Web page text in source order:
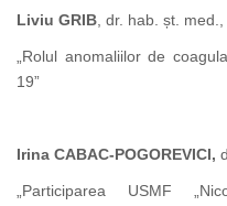
Liviu GRIB , dr. hab. șt.
„Rolul anomaliilor de
19”
Irina CABAC-POGOREVICI,
„Participarea USMF